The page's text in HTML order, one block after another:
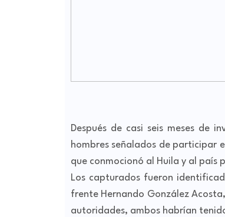
Después de casi seis meses de
hombres señalados de participar
que conmocionó al Huila y al país
Los capturados fueron
frente Hernando González
autoridades, ambos habrían